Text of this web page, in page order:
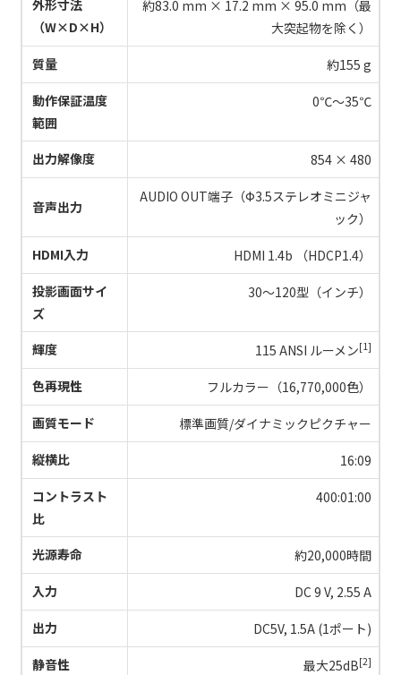
外形寸法
（W×D×H）
約83.0 mm × 17.2 mm × 95.0 mm（最
大突起物を除く）
質量 約155 g
動作保証温度
範囲
0℃～35℃
出力解像度 854 × 480
音声出力
AUDIO OUT端子（Ф3.5ステレオミニジャ
ック）
HDMI入力 HDMI 1.4b （HDCP1.4）
投影画面サイ
ズ
30～120型（インチ）
輝度 115 ANSI ルーメン[1]
色再現性 フルカラー（16,770,000色）
画質モード 標準画質/ダイナミックピクチャー
縦横比 16:09
コントラスト
比
400:01:00
光源寿命 約20,000時間
入力 DC 9 V, 2.55 A
出力 DC5V, 1.5A (1ポート)
静音性 最大25dB[2]